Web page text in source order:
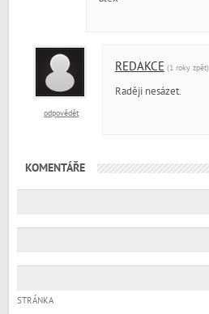
odpovědět
REDAKCE (1 roky zpět)
Raději nesázet.
KOMENTÁŘE
STRÁNKA